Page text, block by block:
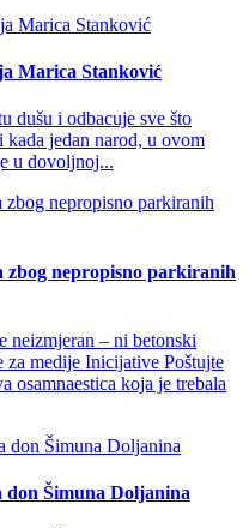
Marica Stanković
dušu i odbacuje sve što
jedan narod, u ovom
u dovoljnoj...
zbog nepropisno parkiranih
neizmjeran – ni betonski
za medije Inicijative Poštujte
osamnaestica koja je trebala
don Šimuna Doljanina